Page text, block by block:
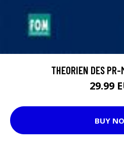
THEORIEN DES PR-
29.99
BUY